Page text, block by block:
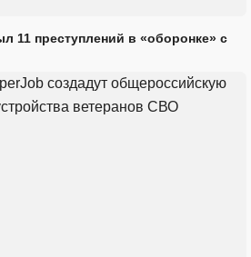
11 преступлений в «оборонке» с